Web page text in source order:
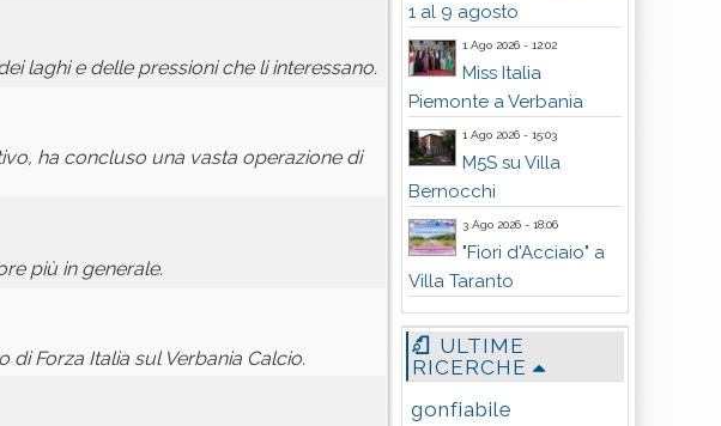
laghi e delle pressioni che li interessano.
ha concluso una vasta operazione di
più in generale.
Forza Italia sul Verbania Calcio.
1 al 9 agosto
1 Ago 2026 - 12:02
Miss Italia
Piemonte a Verbania
1 Ago 2026 - 15:03
M5S su Villa
Bernocchi
3 Ago 2026 - 18:06
"Fiori d'Acciaio" a
Villa Taranto
ULTIME
RICERCHE
gonfiabile